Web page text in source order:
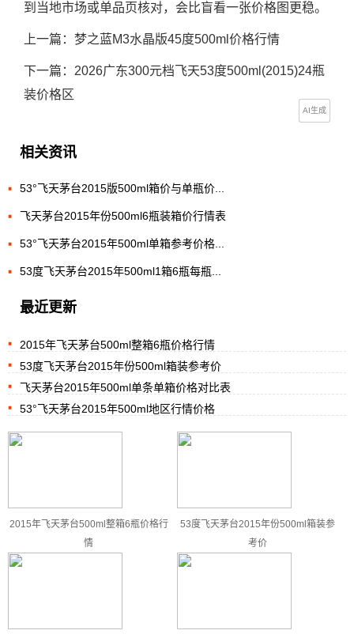
到当地市场或单品页核对，会比盲看一张价格图更稳。
上一篇： 梦之蓝M3水晶版45度500ml价格行情
下一篇： 2026广东300元档飞天53度500ml(2015)24瓶
装价格区
AI生成
相关资讯
53°飞天茅台2015版500ml箱价与单瓶价...
飞天茅台2015年份500ml6瓶装箱价行情表
53°飞天茅台2015年500ml单箱参考价格...
53度飞天茅台2015年500ml1箱6瓶每瓶...
最近更新
2015年飞天茅台500ml整箱6瓶价格行情
53度飞天茅台2015年份500ml箱装参考价
飞天茅台2015年500ml单条单箱价格对比表
53°飞天茅台2015年500ml地区行情价格
2015年飞天茅台500ml整箱6瓶价格行
情
53度飞天茅台2015年份500ml箱装参
考价